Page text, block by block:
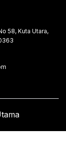
58, Kuta Utara,